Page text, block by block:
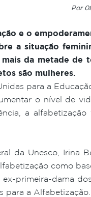
Por
e o
a situação
da metade de
são mulheres.
para a
o nível de
a
da Unesco, Irina
como
primeira-dama
para a Alfabetização.